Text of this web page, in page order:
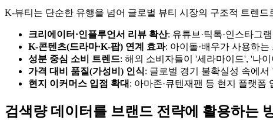
K-뷰티는 단순한 유행을 넘어 글로벌 뷰티 시장의 구조적 트렌
크리에이터·인플루언서 리뷰 확산: 유튜브·틱톡·인스타그
K-콘텐츠(드라마·K-팝) 연계 효과: 아이돌·배우가 사용하
성분 중심 소비 트렌드: 해외 소비자들이 '세라마이드', '나
가격 대비 품질(가성비) 인식: 글로벌 경기 불확실성 속에
현지 이커머스 입점 확대 : 아마존·큐텐재팬 등 현지 플랫
검색량 데이터를 브랜드 전략에 활용하는